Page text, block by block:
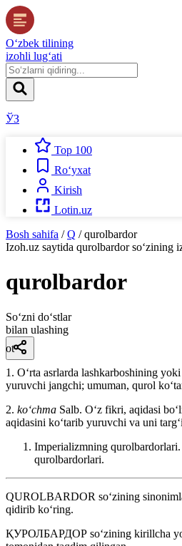
O‘zbek tilining
izohli lug‘ati
ЎЗ
Top 100
Ro‘yxat
Kirish
Lotin.uz
Bosh sahifa / Q / qurolbardor
Izoh.uz saytida qurolbardorso‘zining
qurolbardor
So‘zni do‘stlar
bilan ulashing
ot
1. Oʻrta asrlarda lashkarboshining
yuruvchi jangchi; umuman, qurol
2. koʻchma Salb. Oʻz fikri, aqidasi
aqidasini koʻtarib yuruvchi va uni
Imperializmning
qurolbardorlari.
QUROLBARDOR so‘zining
qidirib ko‘ring.
ҚУРОЛБАРДОР so‘zining kirillcha